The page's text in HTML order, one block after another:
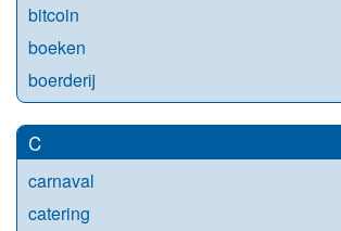
bitcoin
boeken
boerderij
C
carnaval
catering